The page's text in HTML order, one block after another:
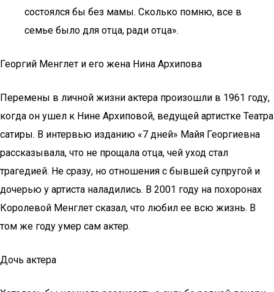
состоялся бы без мамы. Сколько помню, все в
семье было для отца, ради отца».
Георгий Менглет и его жена Нина Архипова
Перемены в личной жизни актера произошли в 1961 году,
когда он ушел к Нине Архиповой, ведущей артистке Театра
сатиры. В интервью изданию «7 дней» Майя Георгиевна
рассказывала, что не прощала отца, чей уход стал
трагедией. Не сразу, но отношения с бывшей супругой и
дочерью у артиста наладились. В 2001 году на похоронах
Королевой Менглет сказал, что любил ее всю жизнь. В
том же году умер сам актер.
Дочь актера